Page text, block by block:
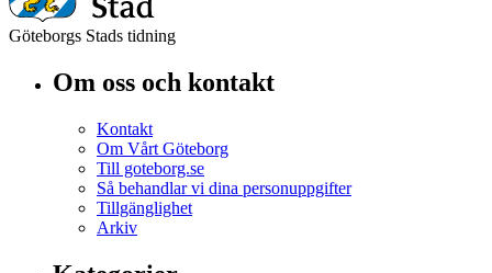
Göteborgs Stads tidning
Om oss och kontakt
Kontakt
Om Vårt Göteborg
Till goteborg.se
Så behandlar vi dina personuppgifter
Tillgänglighet
Arkiv